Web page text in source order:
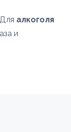
алкоголя
и